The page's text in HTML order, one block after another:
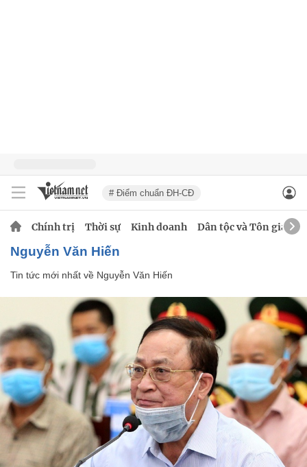
# Điểm chuẩn ĐH-CĐ
Chính trị Thời sự Kinh doanh Dân tộc và Tôn giáo
Nguyễn Văn Hiến
Tin tức mới nhất về Nguyễn Văn Hiến